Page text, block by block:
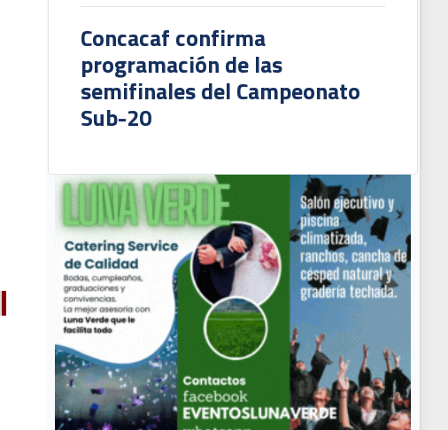
Concacaf confirma
programación de las
semifinales del Campeonato
Sub-20